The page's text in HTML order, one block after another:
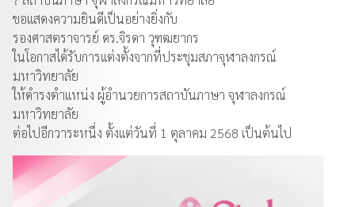
ขอแสดงความยินดีเป็นอย่างยิ่งกับ
รองศาสตราจารย์ ดร.จิรดา วุฑฒยากร
ในโอกาสได้รับการแต่งตั้งจากที่ประชุมสภาจุฬาลงกรณ์
มหาวิทยาลัย
ให้ดำรงตำแหน่ง ผู้อำนวยการสถาบันภาษา จุฬาลงกรณ์
มหาวิทยาลัย
ต่อไปอีกวาระหนึ่ง ตั้งแต่วันที่ 1 ตุลาคม 2568 เป็นต้นไป